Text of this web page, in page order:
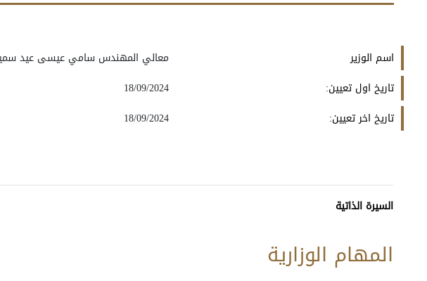
اسم الوزير
معالي المهندس سامي عيسى عيد
تاريخ اول تعيين:
18/09/2024
تاريخ اخر تعيين:
18/09/2024
السيرة الذاتية
المهام الوزارية